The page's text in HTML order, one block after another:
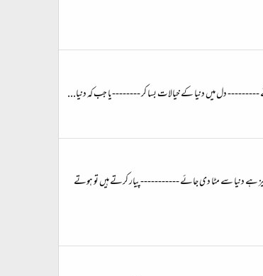
--------- دل میں دنیا کے خیالات بسا کر --------یا جب کہ دنیا...
ہے دنیا سے مٹا دی جائے ----------- پیار کرتے ہیں تو ہوتے